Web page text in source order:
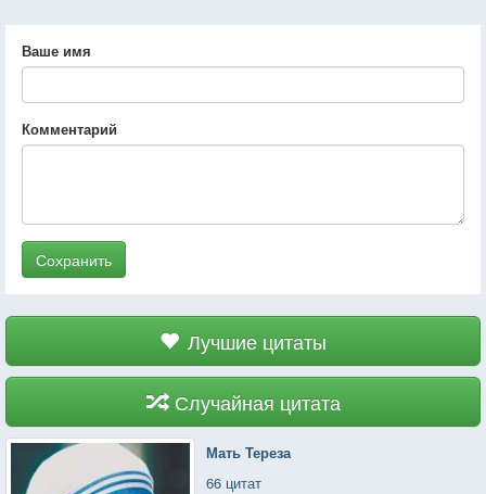
Ваше имя
Комментарий
Сохранить
Лучшие цитаты
Случайная цитата
Мать Тереза
66 цитат